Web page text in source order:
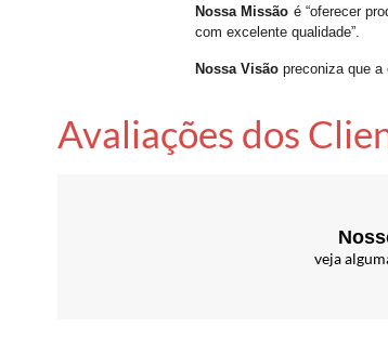
Nossa Missão é “oferecer
com excelente qualidade”.
Nossa Visão preconiza que a
Avaliações dos
veja